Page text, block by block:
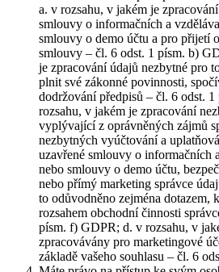
a. v rozsahu, v jakém je
smlouvy o informačních a
smlouvy o demo účtu a pro přijetí
smlouvy – čl. 6 odst. 1 písm. b)
je zpracování údajů nezbytné pro
plnit své zákonné povinnosti,
dodržování předpisů – čl. 6 odst.
rozsahu, v jakém je zpracování
vyplývající z oprávněných zájmů
nezbytných vyúčtování a
uzavřené smlouvy o informačních
nebo smlouvy o demo účtu,
nebo přímý marketing správce
to odůvodněno zejména dotazem,
rozsahem obchodní činnosti
písm. f) GDPR; d. v rozsahu, v
zpracovávány pro marketingové
základě vašeho souhlasu – čl. 6